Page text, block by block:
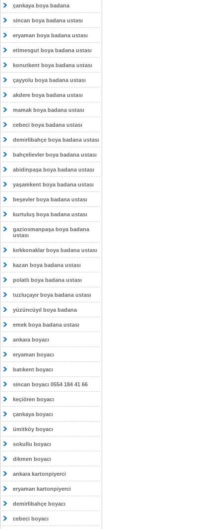
çankaya boya badana
sincan boya badana ustası
eryaman boya badana ustası
etimesgut boya badana ustası
konutkent boya badana ustası
çayyolu boya badana ustası
akdere boya badana ustası
mamak boya badana ustası
cebeci boya badana ustası
demirlibahçe boya badana ustası
bahçelievler boya badana ustası
abidinpaşa boya badana ustası
yaşamkent boya badana ustası
beşevler boya badana ustası
kurtuluş boya badana ustası
gaziosmanpaşa boya badana
ustası
kırkkonaklar boya badana ustası
kazan boya badana ustası
polatlı boya badana ustası
tuzluçayır boya badana ustası
yüzüncüyıl boya badana
emek boya badana ustası
ankara boyacı
eryaman boyacı
batıkent boyacı
sincan boyacı 0554 184 41 66
keçiören boyacı
çankaya boyacı
ümitköy boyacı
sokullu boyacı
dikmen boyacı
ankara kartonpiyerci
eryaman kartonpiyerci
demirlibahçe boyacı
cebeci boyacı